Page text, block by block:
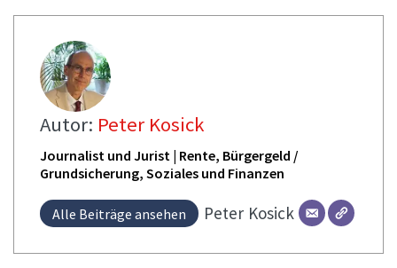
Autor: Peter Kosick
Journalist und Jurist | Rente, Bürgergeld /
Grundsicherung, Soziales und Finanzen
Alle Beiträge ansehen Peter Kosick